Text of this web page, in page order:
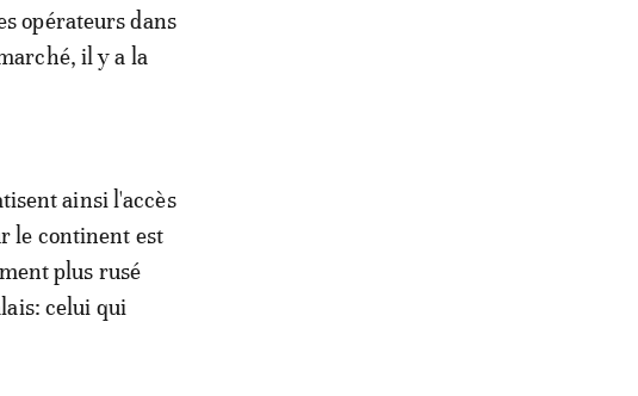
opérateurs dans
il y a la
ainsi l'accès
le continent est
plus rusé
celui qui